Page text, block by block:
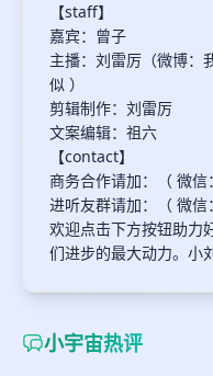
【staff】
嘉宾：曾子
主播：刘雷厉（微博：
似 ）
剪辑制作：刘雷厉
文案编辑：祖六
【contact】
商务合作请加：（ 微
进听友群请加：（ 微
欢迎点击下方按钮助力
们进步的最大动力。小
小宇宙热评